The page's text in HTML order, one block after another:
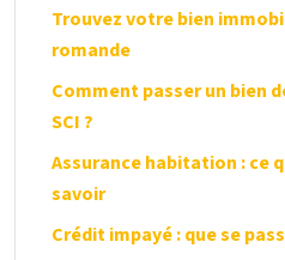
Trouvez votre bien
romande
Comment passer un bien
SCI ?
Assurance habitation : ce
savoir
Crédit impayé : que se